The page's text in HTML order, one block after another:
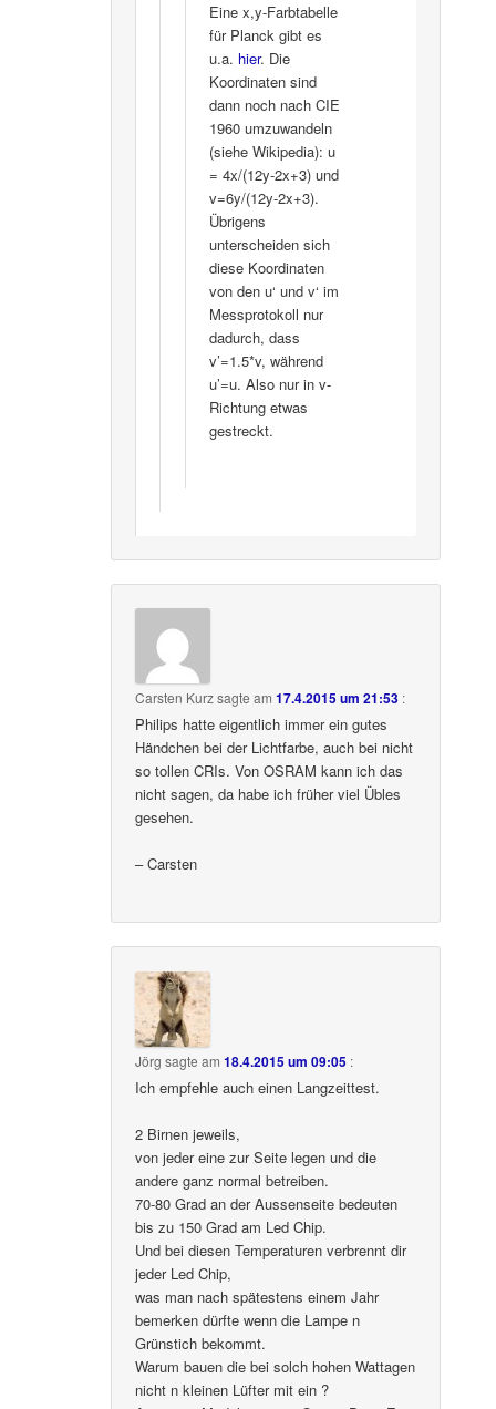
Eine x,y-Farbtabelle
für Planck gibt es
u.a. hier. Die
Koordinaten sind
dann noch nach CIE
1960 umzuwandeln
(siehe Wikipedia): u
= 4x/(12y-2x+3) und
v=6y/(12y-2x+3).
Übrigens
unterscheiden sich
diese Koordinaten
von den u‘ und v‘ im
Messprotokoll nur
dadurch, dass
v’=1.5*v, während
u’=u. Also nur in v-
Richtung etwas
gestreckt.
Carsten Kurzsagte am17.4.2015 um 21:53 :
Philips hatte eigentlich immer ein gutes
Händchen bei der Lichtfarbe, auch bei nicht
so tollen CRIs. Von OSRAM kann ich das
nicht sagen, da habe ich früher viel Übles
gesehen.
– Carsten
Jörg sagte am18.4.2015 um 09:05 :
Ich empfehle auch einen Langzeittest.
2 Birnen jeweils,
von jeder eine zur Seite legen und die
andere ganz normal betreiben.
70-80 Grad an der Aussenseite bedeuten
bis zu 150 Grad am Led Chip.
Und bei diesen Temperaturen verbrennt dir
jeder Led Chip,
was man nach spätestens einem Jahr
bemerken dürfte wenn die Lampe n
Grünstich bekommt.
Warum bauen die bei solch hohen Wattagen
nicht n kleinen Lüfter mit ein ?